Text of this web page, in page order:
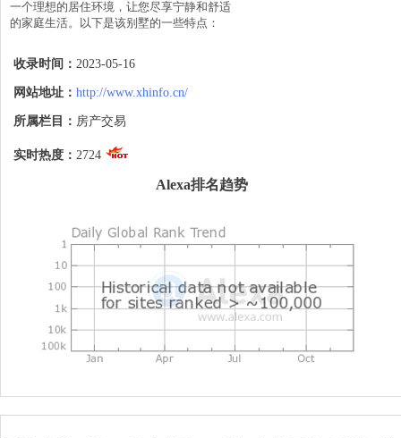
一个理想的居住环境，让您尽享宁静和舒适
的家庭生活。以下是该别墅的一些特点：
足够的空间供您和家人活动和休息。宽敞的
起居室、餐厅和卧室，让您有足够的空间来
布置家具和个人物品。
私人庭院：别墅拥有一个私人庭院，是您和
家人放松和娱乐的理想场所。您可以在庭院
中种植花草，摆放户外家具，举办家庭聚会
中，远离城市的喧嚣和拥挤。这样的环境为
您提供了宁静和放松的居住体验，让您可以
远离压力和繁忙的生活。
设施齐全：别墅可能配备有现代化的设施和
便利设备，如中央空调、暖气系统、厨房用
具等。这些设施将使您的居住更加舒适和便
安全保障：别墅可能设有安全系统，包括安
安全和隐私。
收录时间： 2023-05-16
网站地址： http://www.xhinfo.cn/
所属栏目： 房产交易
实时热度： 2724
Alexa排名趋势